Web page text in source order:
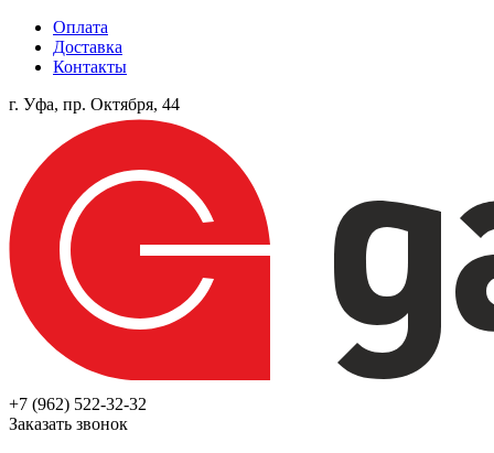
Оплата
Доставка
Контакты
г. Уфа, пр. Октября, 44
+7 (962) 522-32-32
Заказать звонок